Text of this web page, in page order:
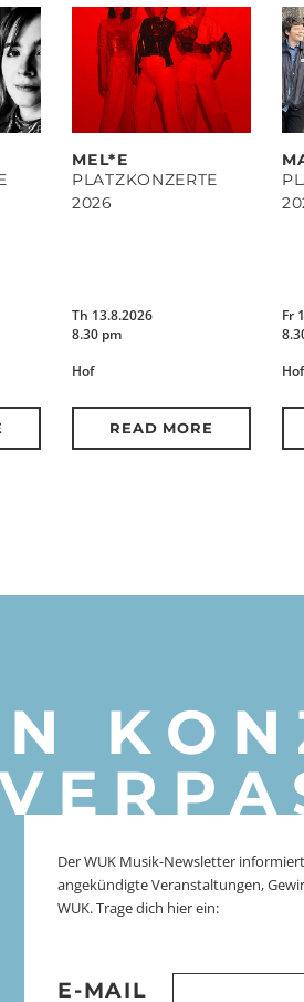
MEL*E
PLATZKONZERTE
2026
Th 13.8.2026
8.30 pm
Hof
READ MORE
Fr
Hof
Der WUK Musik-Newsletter
angekündigte Veranstaltungen,
WUK. Trage dich hier ein:
E-MAIL